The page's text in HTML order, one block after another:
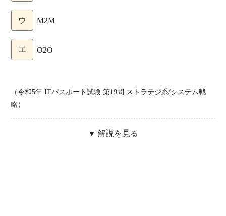
ウ M2M
エ O2O
（令和5年 ITパスポート試験 第19問 ストラテジ系/システム戦
略）
▼ 解説を見る